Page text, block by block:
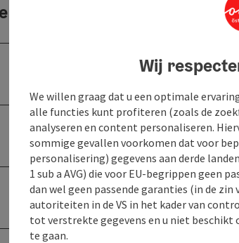
Wij
We willen graag dat u een optimale
alle functies kunt profiteren (zoals de
analyseren en content personaliseren.
sommige gevallen voorkomen dat voor
personalisering) gegevens aan derde
1 sub a AVG) die voor EU-begrippen geen
dan wel geen passende garanties (in de zin
autoriteiten in de VS in het kader van
tot verstrekte gegevens en u niet
te gaan.